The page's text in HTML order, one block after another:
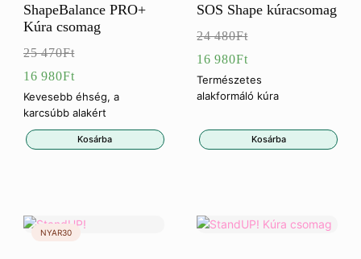
ShapeBalance PRO+
Kúra csomag
25 470Ft
Eredeti
ár:
25
470Ft.
16 980Ft
Jelenlegi
ár:
16
Kevesebb éhség, a
karcsúbb alakért
Kosárba
SOS Shape kúracsomag
24 480Ft
Eredeti
ár:
480Ft.
16 980Ft
Jelenlegi
16
Természetes
alakformáló kúra
Kosárba